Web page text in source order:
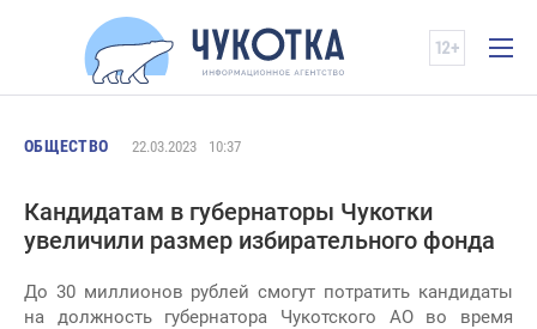
ОБЩЕСТВО 22.03.2023 10:37
Кандидатам в губернаторы Чукотки
увеличили размер избирательного фонда
До 30 миллионов рублей смогут потратить кандидаты
на должность губернатора Чукотского АО во время